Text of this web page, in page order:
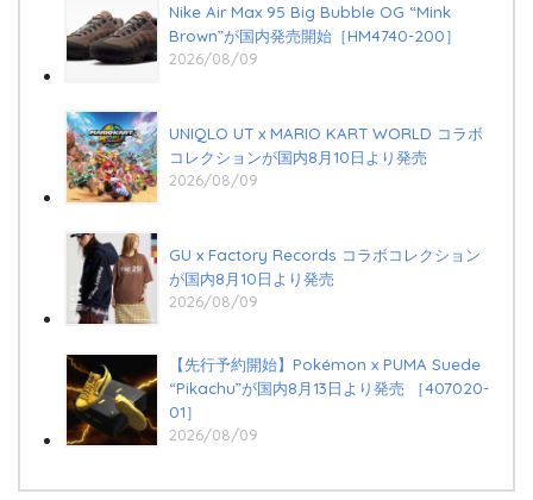
Nike Air Max 95 Big Bubble OG “Mink
Brown”が国内発売開始［HM4740-200］
2026/08/09
UNIQLO UT x MARIO KART WORLD コラボ
コレクションが国内8月10日より発売
2026/08/09
GU x Factory Records コラボコレクション
が国内8月10日より発売
2026/08/09
【先行予約開始】Pokémon x PUMA Suede
“Pikachu”が国内8月13日より発売 ［407020-
01］
2026/08/09